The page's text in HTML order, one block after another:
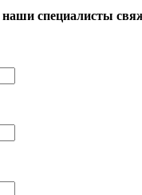
специалисты